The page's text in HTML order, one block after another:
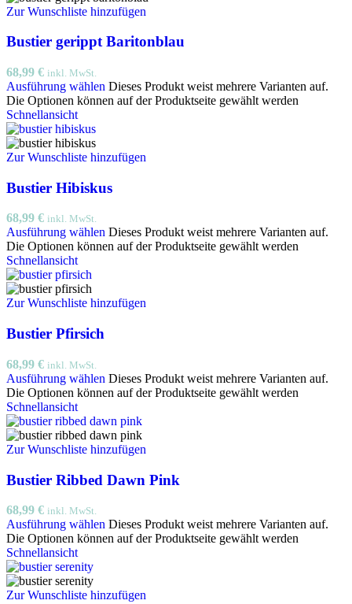
Zur Wunschliste hinzufügen
Bustier gerippt Baritonblau
68,99 € inkl. MwSt.
Ausführung wählen Dieses Produkt weist mehrere Varianten auf.
Die Optionen können auf der Produktseite gewählt werden
Schnellansicht
Zur Wunschliste hinzufügen
Bustier Hibiskus
68,99 € inkl. MwSt.
Ausführung wählen Dieses Produkt weist mehrere Varianten auf.
Die Optionen können auf der Produktseite gewählt werden
Schnellansicht
Zur Wunschliste hinzufügen
Bustier Pfirsich
68,99 € inkl. MwSt.
Ausführung wählen Dieses Produkt weist mehrere Varianten auf.
Die Optionen können auf der Produktseite gewählt werden
Schnellansicht
Zur Wunschliste hinzufügen
Bustier Ribbed Dawn Pink
68,99 € inkl. MwSt.
Ausführung wählen Dieses Produkt weist mehrere Varianten auf.
Die Optionen können auf der Produktseite gewählt werden
Schnellansicht
Zur Wunschliste hinzufügen